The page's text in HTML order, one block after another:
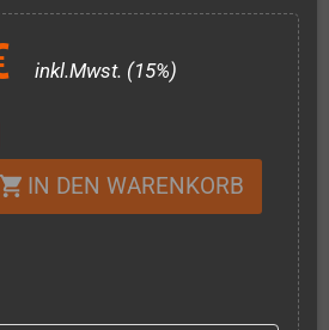
inkl.Mwst. (15%)
shopping_cart IN DEN WARENKORB